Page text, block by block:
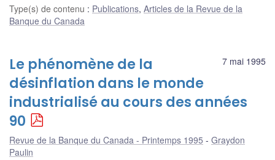
Type(s) de contenu : Publications, Articles de la Revue de la
Banque du Canada
7 mai 1995
Le phénomène de la
désinflation dans le monde
industrialisé au cours des années
90
Revue de la Banque du Canada - Printemps 1995
Graydon
Paulin